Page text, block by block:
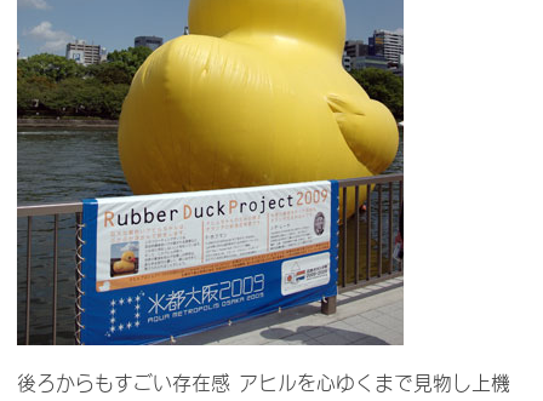
後ろからもすごい存在感 アヒルを心ゆくまで見物し上機